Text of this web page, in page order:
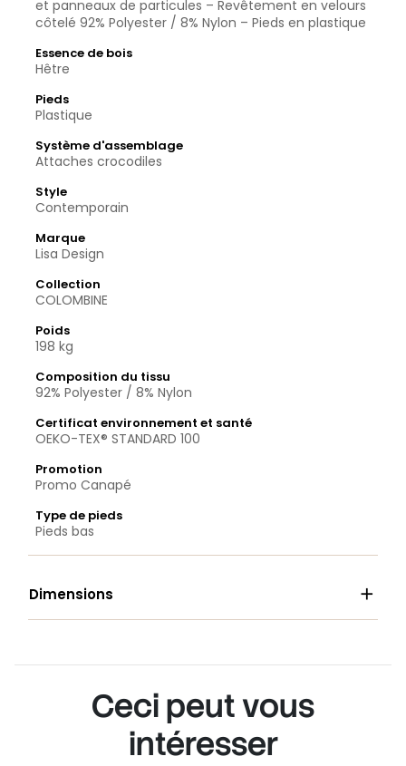
et panneaux de particules – Revêtement en velours
côtelé 92% Polyester / 8% Nylon – Pieds en plastique
Essence de bois
Hêtre
Pieds
Plastique
Système d'assemblage
Attaches crocodiles
Style
Contemporain
Marque
Lisa Design
Collection
COLOMBINE
Poids
198 kg
Composition du tissu
92% Polyester / 8% Nylon
Certificat environnement et santé
OEKO-TEX® STANDARD 100
Promotion
Promo Canapé
Type de pieds
Pieds bas
Dimensions 
Ceci peut vous
intéresser